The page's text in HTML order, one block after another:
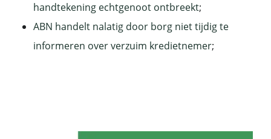
handtekening echtgenoot ontbreekt;
ABN handelt nalatig door borg niet tijdig te
informeren over verzuim kredietnemer;